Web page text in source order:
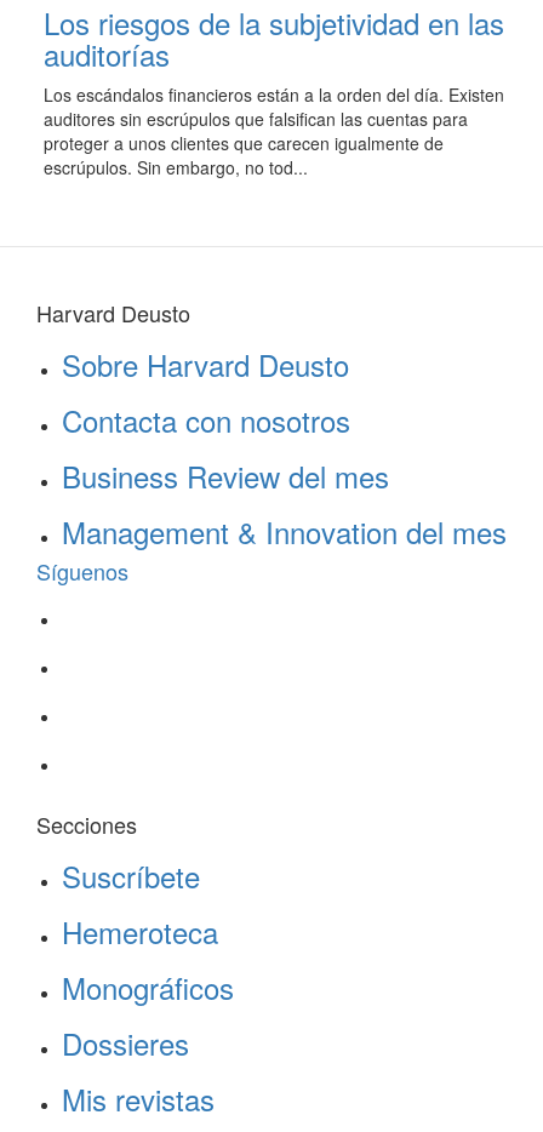
Los riesgos de la subjetividad en las
auditorías
Los escándalos financieros están a la orden del día. Existen
auditores sin escrúpulos que falsifican las cuentas para
proteger a unos clientes que carecen igualmente de
escrúpulos. Sin embargo, no tod...
Harvard Deusto
Sobre Harvard Deusto
Contacta con nosotros
Business Review del mes
Management & Innovation del mes
Síguenos
Secciones
Suscríbete
Hemeroteca
Monográficos
Dossieres
Mis revistas